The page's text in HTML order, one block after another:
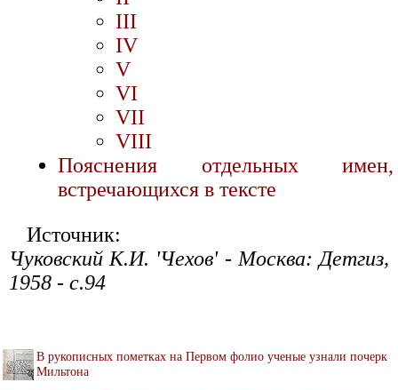
III
IV
V
VI
VII
VIII
Пояснения отдельных имен,
встречающихся в тексте
Источник:
Чуковский К.И. 'Чехов' - Москва: Детгиз,
1958 - с.94
В рукописных пометках на Первом фолио ученые узнали почерк
Мильтона